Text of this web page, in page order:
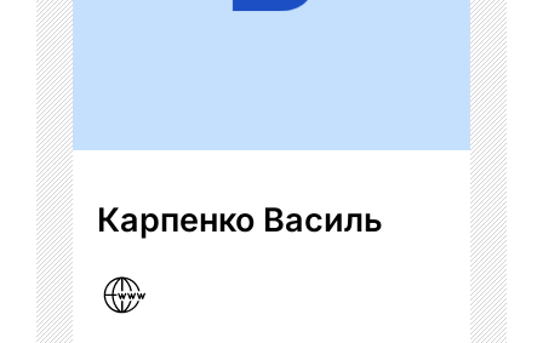
Карпенко Василь